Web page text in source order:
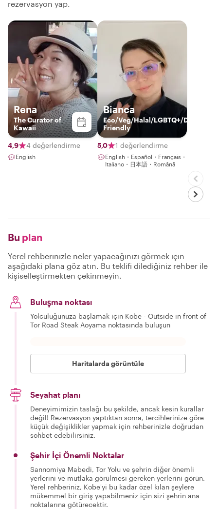
rezervasyon yap.
Rena
The Curator of
Kawaii
4,9 4 değerlendirme
English
Bianca
Eco/Veg/Halal/LGBTQ+/Disabled/
Friendly
5,0 1 değerlendirme
English・Español・Français・
Italiano・日本語・Română
Bu plan
Yerel rehberinizle neler yapacağınızı görmek için
aşağıdaki plana göz atın. Bu teklifi dilediğiniz rehber ile
kişiselleştirmekten çekinmeyin.
Buluşma noktası
Yolculuğunuza başlamak için Kobe - Outside in front of
Tor Road Steak Aoyama noktasında buluşun
Haritalarda görüntüle
Seyahat planı
Deneyimimizin taslağı bu şekilde, ancak kesin kurallar
değil! Rezervasyon yaptıktan sonra, tercihlerinize göre
küçük değişiklikler yapmak için rehberinizle doğrudan
sohbet edebilirsiniz.
Şehir İçi Önemli Noktalar
Sannomiya Mabedi, Tor Yolu ve şehrin diğer önemli
yerlerini ve mutlaka görülmesi gereken yerlerini görün.
Yerel rehberiniz, Kobe'yi bu kadar özel kılan şeylere
mükemmel bir giriş yapabilmeniz için sizi şehrin ana
noktalarına götürecektir.